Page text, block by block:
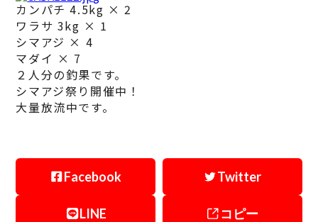
カンパチ 4.5kg × 2
ワラサ 3kg × 1
シマアジ × 4
マダイ × 7
２人分の釣果です。
シマアジ祭り開催中！
大量放流中です。
Facebook Twitter
LINE コピー